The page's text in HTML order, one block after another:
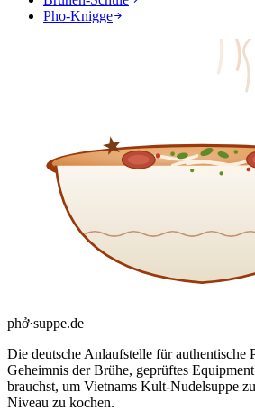
Pho-Knigge
phở·suppe.de
Die deutsche Anlaufstelle für authentische
Geheimnis der Brühe, geprüftes
brauchst, um Vietnams Kult-Nudelsuppe
Niveau zu kochen.